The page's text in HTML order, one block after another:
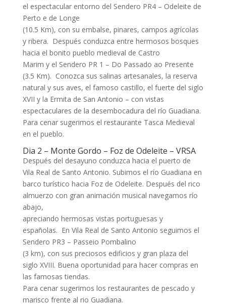
el espectacular entorno del Sendero PR4 – Odeleite de
Perto e de Longe
(10.5 Km), con su embalse, pinares, campos agrícolas
y ribera. Después conduzca entre hermosos bosques
hacia el bonito pueblo medieval de Castro
Marim y el Sendero PR 1 – Do Passado ao Presente
(3.5 Km). Conozca sus salinas artesanales, la reserva
natural y sus aves, el famoso castillo, el fuerte del siglo
XVII y la Ermita de San Antonio – con vistas
espectaculares de la desembocadura del río Guadiana.
Para cenar sugerimos el restaurante Tasca Medieval
en el pueblo.
Dia 2 – Monte Gordo – Foz de Odeleite – VRSA
Después del desayuno conduzca hacia el puerto de
Vila Real de Santo Antonio. Subimos el río Guadiana en
barco turístico hacia Foz de Odeleite. Después del rico
almuerzo con gran animación musical navegamos río
abajo,
apreciando hermosas vistas portuguesas y
españolas. En Vila Real de Santo Antonio seguimos el
Sendero PR3 – Passeio Pombalino
(3 km), con sus preciosos edificios y gran plaza del
siglo XVIII. Buena oportunidad para hacer compras en
las famosas tiendas.
Para cenar sugerimos los restaurantes de pescado y
marisco frente al rio Guadiana.